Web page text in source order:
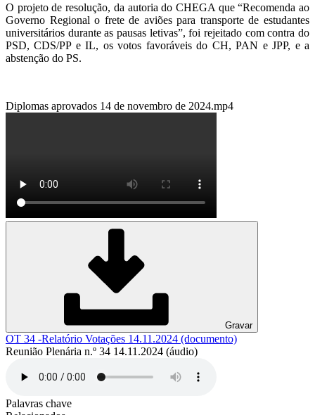
O projeto de resolução, da autoria do CHEGA que “Recomenda ao
Governo Regional o frete de aviões para transporte de estudantes
universitários durante as pausas letivas”, foi rejeitado com contra do
PSD, CDS/PP e IL, os votos favoráveis do CH, PAN e JPP, e a
abstenção do PS.
Diplomas aprovados 14 de novembro de 2024.mp4
Gravar
OT 34 -Relatório Votações 14.11.2024 (documento)
Reunião Plenária n.º 34 14.11.2024 (áudio)
Palavras chave